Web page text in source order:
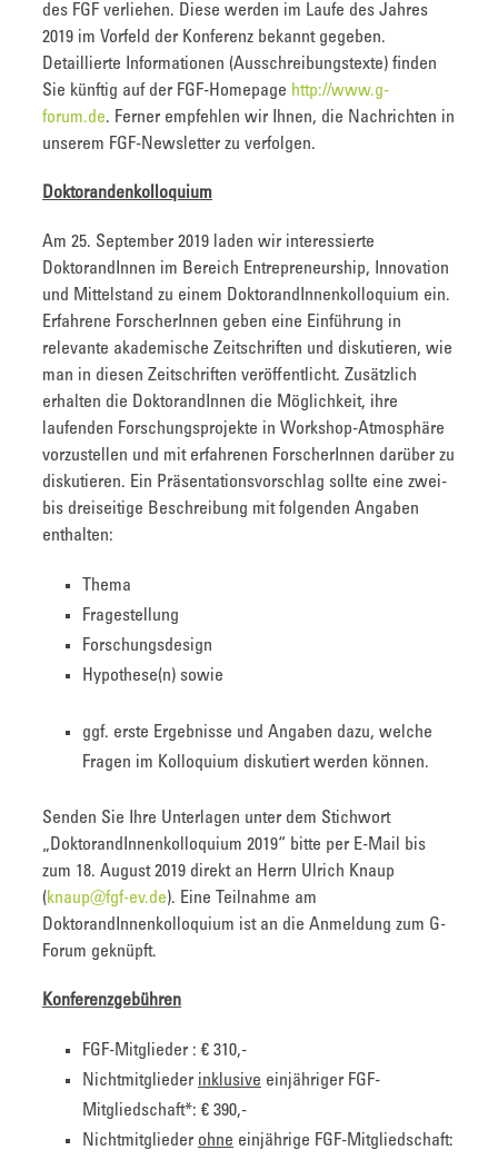
des FGF verliehen. Diese werden im Laufe des Jahres
2019 im Vorfeld der Konferenz bekannt gegeben.
Detaillierte Informationen (Ausschreibungstexte) finden
Sie künftig auf der FGF-Homepage http://www.g-
forum.de. Ferner empfehlen wir Ihnen, die Nachrichten in
unserem FGF-Newsletter zu verfolgen.
Doktorandenkolloquium
Am 25. September 2019 laden wir interessierte
DoktorandInnen im Bereich Entrepreneurship, Innovation
und Mittelstand zu einem DoktorandInnenkolloquium ein.
Erfahrene ForscherInnen geben eine Einführung in
relevante akademische Zeitschriften und diskutieren, wie
man in diesen Zeitschriften veröffentlicht. Zusätzlich
erhalten die DoktorandInnen die Möglichkeit, ihre
laufenden Forschungsprojekte in Workshop-Atmosphäre
vorzustellen und mit erfahrenen ForscherInnen darüber zu
diskutieren. Ein Präsentationsvorschlag sollte eine zwei-
bis dreiseitige Beschreibung mit folgenden Angaben
enthalten:
Thema
Fragestellung
Forschungsdesign
Hypothese(n) sowie
ggf. erste Ergebnisse und Angaben dazu, welche
Fragen im Kolloquium diskutiert werden können.
Senden Sie Ihre Unterlagen unter dem Stichwort
„DoktorandInnenkolloquium 2019“ bitte per E-Mail bis
zum 18. August 2019 direkt an Herrn Ulrich Knaup
(knaup@fgf-ev.de). Eine Teilnahme am
DoktorandInnenkolloquium ist an die Anmeldung zum G-
Forum geknüpft.
Konferenzgebühren
FGF-Mitglieder : € 310,-
Nichtmitglieder inklusive einjähriger FGF-
Mitgliedschaft*: € 390,-
Nichtmitglieder ohne einjährige FGF-Mitgliedschaft: